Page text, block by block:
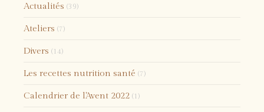
Actualités (39)
Ateliers (7)
Divers (14)
Les recettes nutrition santé (7)
Calendrier de l'Avent 2022 (1)